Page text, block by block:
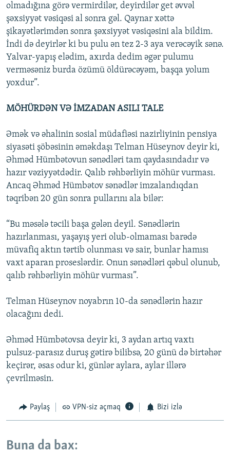
olmadığına görə vermirdilər, deyirdilər get əvvəl
şəxsiyyət vəsiqəsi al sonra gəl. Qaynar xəttə
şikayətlərimdən sonra şəxsiyyət vəsiqəsini ala bildim.
İndi də deyirlər ki bu pulu ən tez 2-3 aya verəcəyik sənə.
Yalvar-yapış elədim, axırda dedim əgər pulumu
verməsəniz burda özümü öldürəcəyəm, başqa yolum
yoxdur”.
MÖHÜRDƏN VƏ İMZADAN ASILI TALE
Əmək və əhalinin sosial müdafiəsi nazirliyinin pensiya
siyasəti şöbəsinin əməkdaşı Telman Hüseynov deyir ki,
Əhməd Hümbətovun sənədləri tam qaydasındadır və
hazır vəziyyətdədir. Qalıb rəhbərliyin möhür vurması.
Ancaq Əhməd Hümbətov sənədlər imzalandıqdan
təqribən 20 gün sonra pullarını ala bilər:
“Bu məsələ təcili başa gələn deyil. Sənədlərin
hazırlanması, yaşayış yeri olub-olmaması barədə
müvafiq aktın tərtib olunması və sair, bunlar hamısı
vaxt aparan proseslərdir. Onun sənədləri qəbul olunub,
qalıb rəhbərliyin möhür vurması”.
Telman Hüseynov noyabrın 10-da sənədlərin hazır
olacağını dedi.
Əhməd Hümbətovsa deyir ki, 3 aydan artıq vaxtı
pulsuz-parasız duruş gətirə bilibsə, 20 günü də birtəhər
keçirər, əsas odur ki, günlər aylara, aylar illərə
çevrilməsin.
Paylaş VPN-siz açmaq Bizi izlə
Buna da bax: